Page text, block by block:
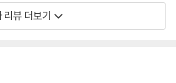
없었던 이들, 일일이 홈페이지에서 불
들, 기존 레시피가 너무 간략해 제대로
리뷰 더보기